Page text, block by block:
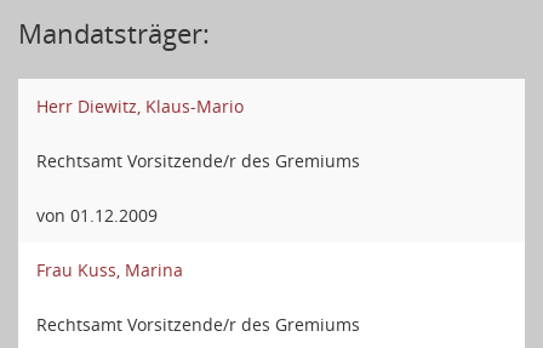
Mandatsträger:
Herr Diewitz, Klaus-Mario
Rechtsamt Vorsitzende/r des Gremiums
von 01.12.2009
Frau Kuss, Marina
Rechtsamt Vorsitzende/r des Gremiums